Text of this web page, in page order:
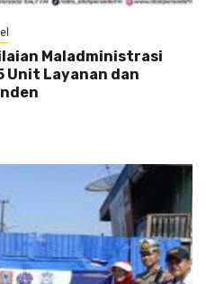
Maladministrasi
Unit Layanan dan